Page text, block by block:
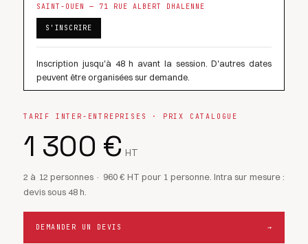
SAINT-OUEN — 71 RUE ALBERT DHALENNE
S'INSCRIRE
Inscription jusqu'à 48 h avant la session. D'autres dates
peuvent être organisées sur demande.
TARIF INTER-ENTREPRISES · PRIX CATALOGUE
1 300 € HT
2 à 12 personnes · 960 € HT pour 1 personne. Intra sur mesure :
devis sous 48 h.
DEMANDER UN DEVIS →